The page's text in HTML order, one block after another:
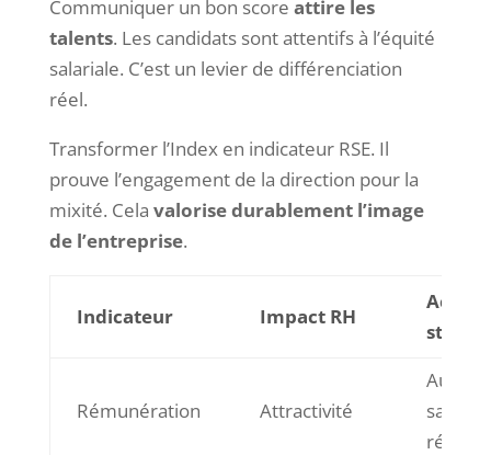
Communiquer un bon score attire les
talents. Les candidats sont attentifs à l’équité
salariale. C’est un levier de différenciation
réel.
Transformer l’Index en indicateur RSE. Il
prouve l’engagement de la direction pour la
mixité. Cela valorise durablement l’image
de l’entreprise.
Indicateur Impact RH
Action
Rémunération Attractivité
Audits